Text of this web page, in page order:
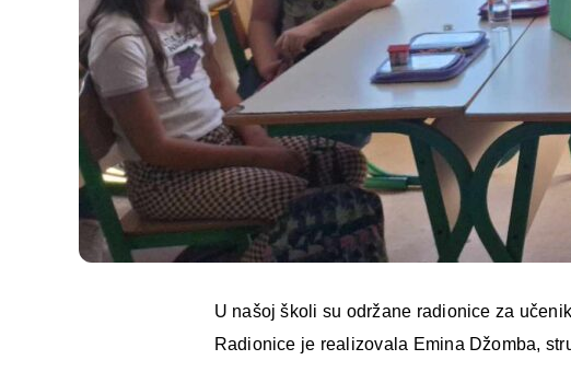
U našoj školi su održane radionice za
Radionice je realizovala Emina Džomba,